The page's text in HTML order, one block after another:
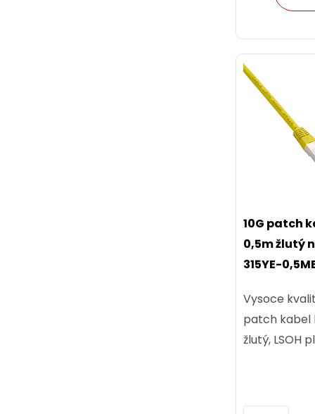
10G patch
0,5m žlutý
315YE-
Vysoce
patch kabel
žlutý, LSOH